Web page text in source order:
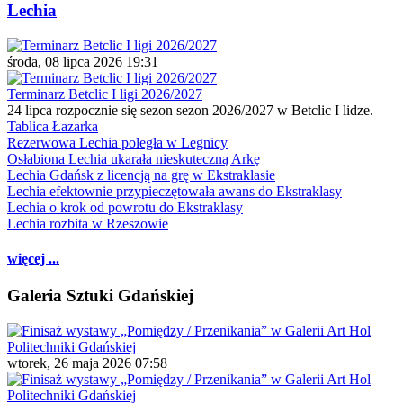
Lechia
środa, 08 lipca 2026 19:31
Terminarz Betclic I ligi 2026/2027
24 lipca rozpocznie się sezon sezon 2026/2027 w Betclic I lidze.
Tablica Łazarka
Rezerwowa Lechia poległa w Legnicy
Osłabiona Lechia ukarała nieskuteczną Arkę
Lechia Gdańsk z licencją na grę w Ekstraklasie
Lechia efektownie przypieczętowała awans do Ekstraklasy
Lechia o krok od powrotu do Ekstraklasy
Lechia rozbita w Rzeszowie
więcej ...
Galeria Sztuki Gdańskiej
wtorek, 26 maja 2026 07:58